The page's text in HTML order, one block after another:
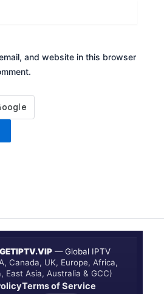
and website in this browser
GETIPTV.VIP — Global IPTV
Canada, UK, Europe, Africa,
East Asia, Australia & GCC)
Terms of Service